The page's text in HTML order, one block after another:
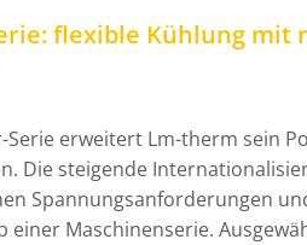
flexible Kühlung mit
erweitert Lm-therm sein
Die steigende
Spannungsanforderungen
Maschinenserie.